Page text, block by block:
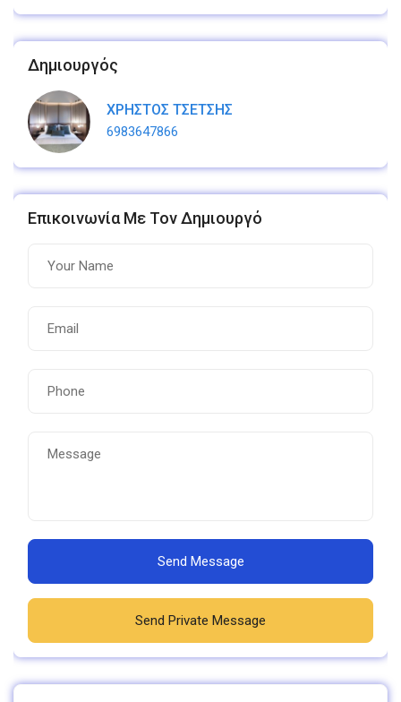
Δημιουργός
ΧΡΗΣΤΟΣ ΤΣΕΤΣΗΣ
6983647866
Επικοινωνία Με Τον Δημιουργό
Send Message
Send Private Message